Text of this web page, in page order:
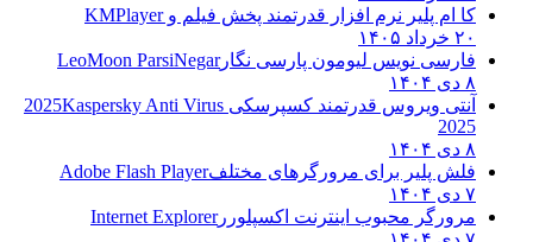
کا ام پلیر نرم افزار قدرتمند پخش فیلم وKMPlayer
۲۰ خرداد ۱۴۰۵
فارسی نویس لیومون پارسی نگارLeoMoon ParsiNegar
۸ دی ۱۴۰۴
آنتی ویروس قدرتمند کسپرسکی 2025 Kaspersky Anti Virus
2025
۸ دی ۱۴۰۴
فلش پلیر برای مرورگرهای مختلفAdobe Flash Player
۷ دی ۱۴۰۴
مرورگر محبوب اینترنت اکسپلوررInternet Explorer